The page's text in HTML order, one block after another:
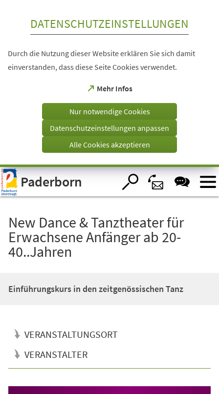
Visuelle
Assistenzsoftware
öffnen.
DATENSCHUTZEINSTELLUNGEN
Durch die Nutzung dieser Website erklären Sie sich damit
einverstanden, dass diese Seite Cookies verwendet.
Mehr Infos
(Öffnet
einem
Tab)
Nur notwendige Cookies
Datenschutzeinstellungen anpassen
Alle Cookies akzeptieren
Paderborn
New Dance & Tanztheater für
Erwachsene Anfänger ab 20-
40..Jahren
Einführungskurs in den zeitgenössischen Tanz
VERANSTALTUNGSORT
VERANSTALTER